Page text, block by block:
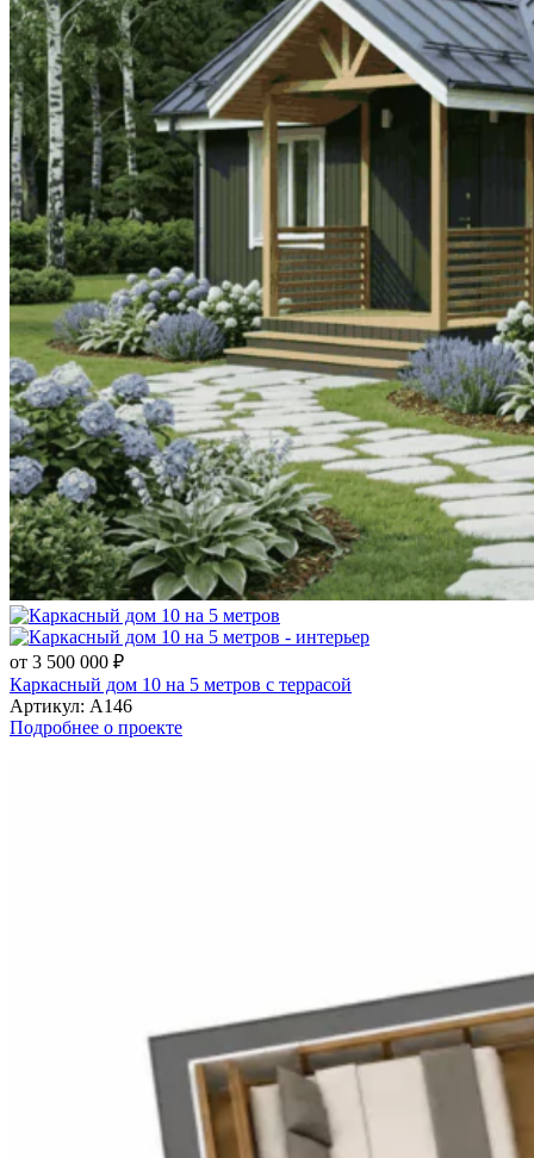
от 3 500 000 ₽
Каркасный дом 10 на 5 метров с террасой
Артикул: А146
Подробнее о проекте